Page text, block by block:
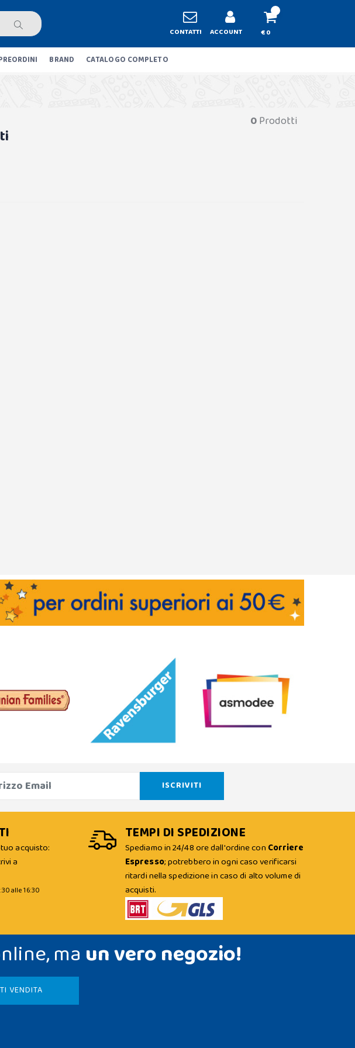
CONTATTI ACCOUNT € 0
BRAND CATALOGO COMPLETO
0Prodotti
acquisto:
a
alle 16:30
TEMPI DI SPEDIZIONE
Spediamo in 24/48 ore dall'ordine con Corriere
Espresso; potrebbero in ogni caso verificarsi
ritardi nella spedizione in caso di alto volume di
acquisti.
ma un vero negozio!
VENDITA